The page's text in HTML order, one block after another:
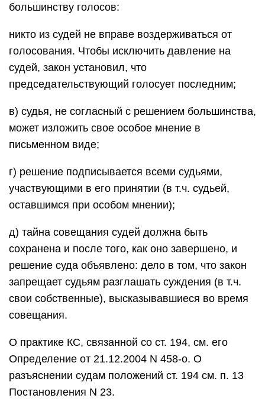
большинству голосов:
никто из судей не вправе воздерживаться от
голосования. Чтобы исключить давление на
судей, закон установил, что
председательствующий голосует последним;
в) судья, не согласный с решением большинства,
может изложить свое особое мнение в
письменном виде;
г) решение подписывается всеми судьями,
участвующими в его принятии (в т.ч. судьей,
оставшимся при особом мнении);
д) тайна совещания судей должна быть
сохранена и после того, как оно завершено, и
решение суда объявлено: дело в том, что закон
запрещает судьям разглашать суждения (в т.ч.
свои собственные), высказывавшиеся во время
совещания.
О практике КС, связанной со ст. 194, см. его
Определение от 21.12.2004 N 458-о. О
разъяснении судам положений ст. 194 см. п. 13
Постановления N 23.